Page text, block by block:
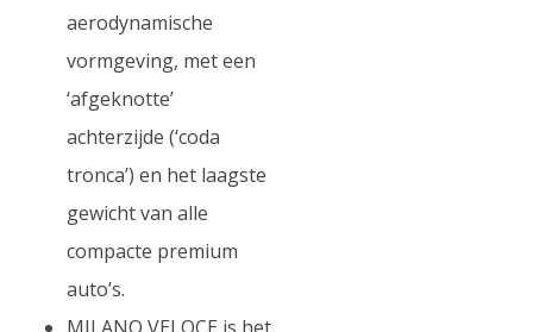
aerodynamische
vormgeving, met een
‘afgeknotte’
achterzijde (‘coda
tronca’) en het laagste
gewicht van alle
compacte premium
auto’s.